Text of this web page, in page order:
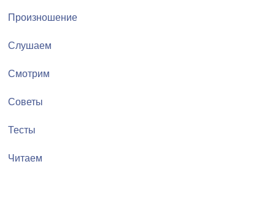
Произношение
Слушаем
Смотрим
Советы
Тесты
Читаем